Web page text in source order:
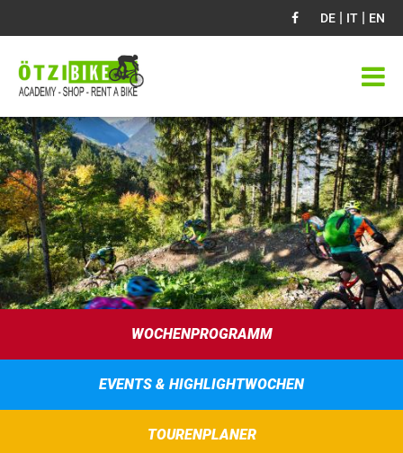
DE | IT | EN
WOCHENPROGRAMM
EVENTS & HIGHLIGHTWOCHEN
TOURENPLANER